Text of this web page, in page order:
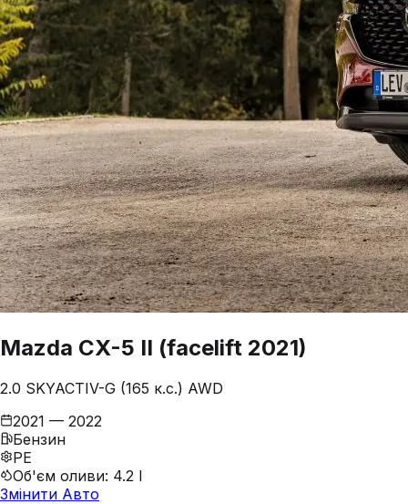
Mazda CX-5 II (facelift 2021)
2.0 SKYACTIV-G (165 к.с.) AWD
2021 — 2022
Бензин
PE
Об'єм оливи: 4.2 l
Змінити Авто